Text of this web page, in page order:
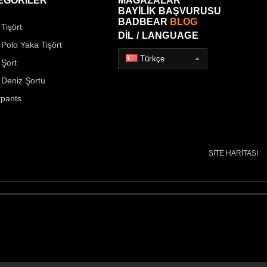
Yaka Tişört
Şortu
BAYİLİK BAŞVURUSU
BADBEAR BLOG
DİL / LANGUAGE
Türkçe
SİTE HARİTASI